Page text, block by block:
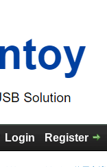
Login Register